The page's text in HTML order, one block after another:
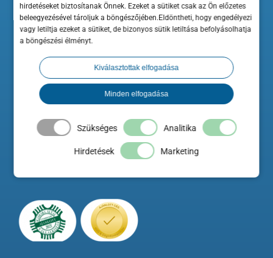
hirdetéseket biztosítanak Önnek. Ezeket a sütiket csak az Ön előzetes
beleegyezésével tároljuk a böngészőjében.Eldöntheti, hogy engedélyezi
vagy letiltja ezeket a sütiket, de bizonyos sütik letiltása befolyásolhatja
a böngészési élményt.
Kiválasztottak elfogadása
Minden elfogadása
Szükséges Analitika
Hirdetések Marketing
ehhez kapcsolódó logo használatához a Szakértő weboldalán.
A Maximum Business az Országos Kereskedelmi és Iparkamara